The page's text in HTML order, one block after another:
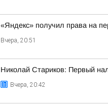
«Яндекс» получил права на
Вчера, 20:51
Николай Стариков: Первый
Вчера, 20:42